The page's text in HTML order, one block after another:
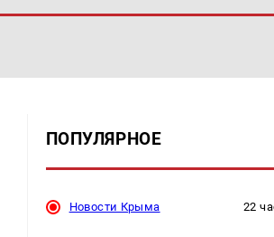
ПОПУЛЯРНОЕ
Новости Крыма 22